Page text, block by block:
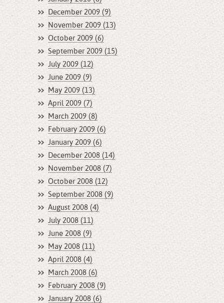
December 2009 (9)
November 2009 (13)
October 2009 (6)
September 2009 (15)
July 2009 (12)
June 2009 (9)
May 2009 (13)
April 2009 (7)
March 2009 (8)
February 2009 (6)
January 2009 (6)
December 2008 (14)
November 2008 (7)
October 2008 (12)
September 2008 (9)
August 2008 (4)
July 2008 (11)
June 2008 (9)
May 2008 (11)
April 2008 (4)
March 2008 (6)
February 2008 (9)
January 2008 (6)